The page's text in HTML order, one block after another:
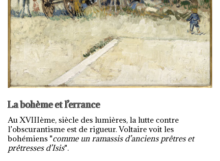
La bohème et l’errance
Au XVIIIème, siècle des lumières, la lutte contre
l’obscurantisme est de rigueur. Voltaire voit les
bohémiens "comme un ramassis d’anciens prêtres et
prêtresses d’Isis".